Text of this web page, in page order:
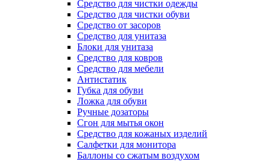
Средство для чистки одежды
Средство для чистки обуви
Средство от засоров
Средство для унитаза
Блоки для унитаза
Средство для ковров
Средство для мебели
Антистатик
Губка для обуви
Ложка для обуви
Ручные дозаторы
Сгон для мытья окон
Средство для кожаных изделий
Салфетки для монитора
Баллоны со сжатым воздухом